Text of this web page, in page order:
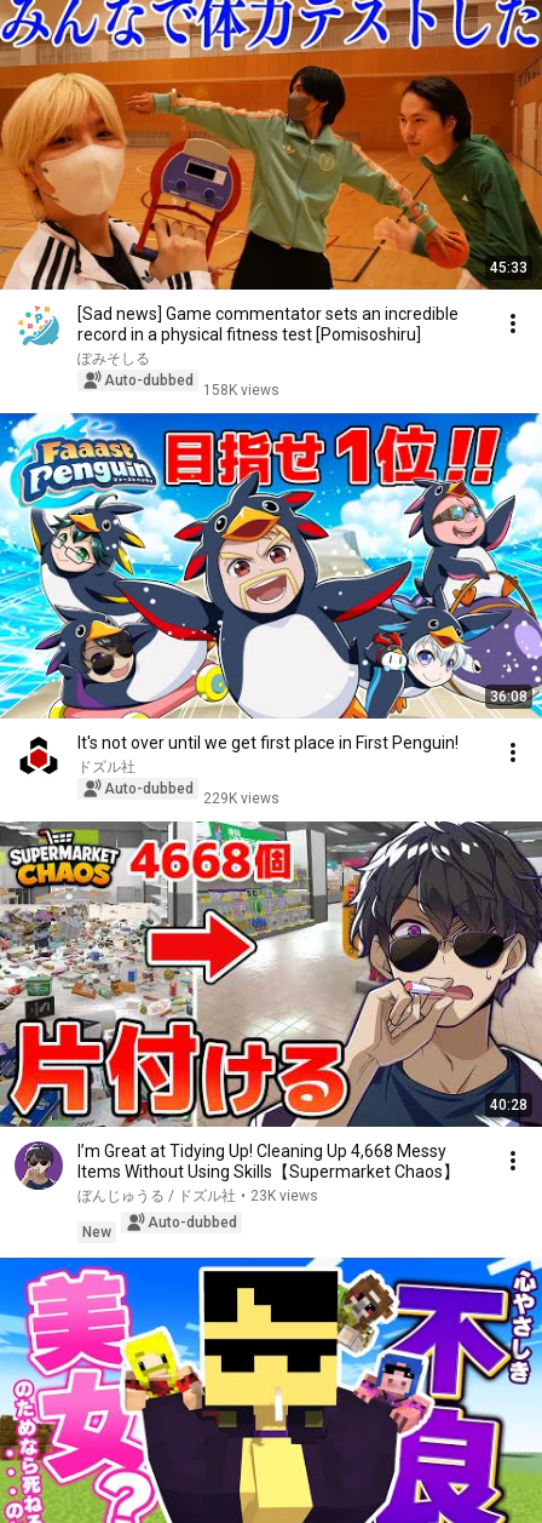
45:33
[Sad news] Game commentator sets an incredible
record in a physical fitness test [Pomisoshiru]
ぽみそしる
Auto-dubbed
158K views
36:08
It's not over until we get first place in First Penguin!
ドズル社
Auto-dubbed
229K views
40:28
I’m Great at Tidying Up! Cleaning Up 4,668 Messy
Items Without Using Skills【Supermarket Chaos】
ぼんじゅうる / ドズル社 • 23K views
New
Auto-dubbed